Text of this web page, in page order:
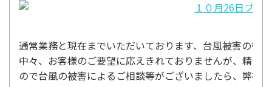
通常業務と現在までいただいております、台風被害の復
中々、お客様のご要望に応えきれておりませんが、精一
ので台風の被害によるご相談等がございましたら、弊社